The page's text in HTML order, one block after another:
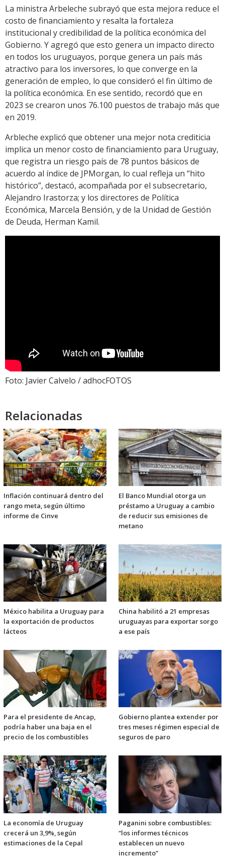
La ministra Arbeleche subrayó que esta mejora reduce el
costo de financiamiento y resalta la fortaleza
institucional y credibilidad de la política económica del
Gobierno. Y agregó que esto genera un impacto directo
en todos los uruguayos, porque genera un país más
atractivo para los inversores, lo que converge en la
generación de empleo, lo que consideró el fin último de
la política económica. En ese sentido, recordó que en
2023 se crearon unos 76.100 puestos de trabajo más que
en 2019.
Arbleche explicó que obtener una mejor nota crediticia
implica un menor costo de financiamiento para Uruguay,
que registra un riesgo país de 78 puntos básicos de
acuerdo al índice de JPMorgan, lo cual refleja un “hito
histórico”, destacó, acompañada por el subsecretario,
Alejandro Irastorza; y los directores de Política
Económica, Marcela Bensión, y de la Unidad de Gestión
de Deuda, Herman Kamil.
Foto: Javier Calvelo / adhocFOTOS
Relacionadas
Inflación continuará dentro del
rango meta, según último
informe de Cinve
El Banco Mundial otorga un
préstamo a Uruguay a cambio
de reducir sus emisiones de
metano
México habilita a Uruguay para
la exportación de productos
lácteos
China habilitó a 21 empresas
uruguayas para exportar sorgo
a ese país
Para el presidente de Ancap,
podría haber una baja en el
precio de los combustibles
Gobierno plantea extender por
tres meses régimen especial de
seguros de paro
La economía de Uruguay
crecerá un 3,9%, según
estimaciones de la Cepal
Paganini sobre combustibles:
“los informes técnicos
establecen un nuevo
incremento”